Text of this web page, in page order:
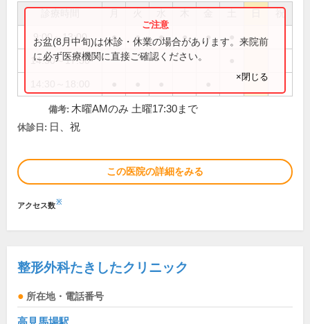
祝
9:00～13:00 ● ● ● ● ●
14:30～17:30
お盆(8月中旬)は休診・休業の場合があります。来院前
に必ず医療機関に直接ご確認ください。
×閉じる
備考: 木曜AMのみ 土曜17:30まで
休診日: 日、祝
この医院の詳細をみる
アクセス数※
整形外科たきしたクリニック
所在地・電話番号
高見馬場駅